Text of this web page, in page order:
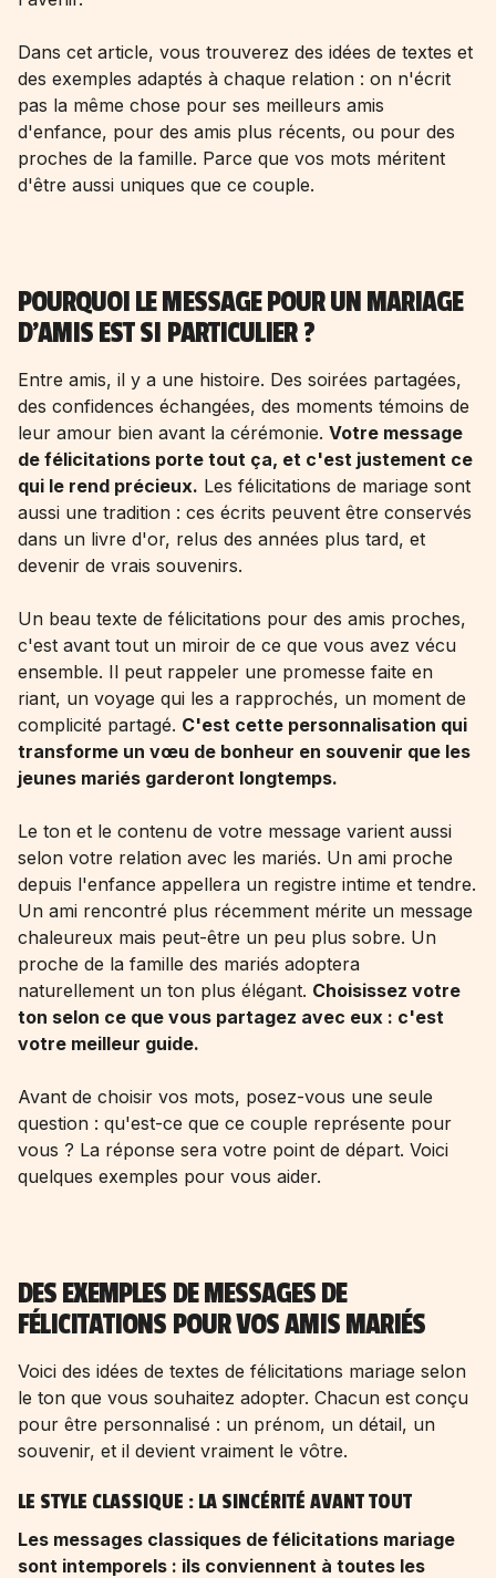
Dans cet article, vous trouverez des idées de textes et
des exemples adaptés à chaque relation : on n'écrit
pas la même chose pour ses meilleurs amis
d'enfance, pour des amis plus récents, ou pour des
proches de la famille. Parce que vos mots méritent
d'être aussi uniques que ce couple.
POURQUOI LE MESSAGE POUR UN MARIAGE
D'AMIS EST SI PARTICULIER ?
Entre amis, il y a une histoire. Des soirées partagées,
des confidences échangées, des moments témoins de
leur amour bien avant la cérémonie. Votre message
de félicitations porte tout ça, et c'est justement ce
qui le rend précieux. Les félicitations de mariage sont
aussi une tradition : ces écrits peuvent être conservés
dans un livre d'or, relus des années plus tard, et
devenir de vrais souvenirs.
Un beau texte de félicitations pour des amis proches,
c'est avant tout un miroir de ce que vous avez vécu
ensemble. Il peut rappeler une promesse faite en
riant, un voyage qui les a rapprochés, un moment de
complicité partagé. C'est cette personnalisation qui
transforme un vœu de bonheur en souvenir que les
jeunes mariés garderont longtemps.
Le ton et le contenu de votre message varient aussi
selon votre relation avec les mariés. Un ami proche
depuis l'enfance appellera un registre intime et tendre.
Un ami rencontré plus récemment mérite un message
chaleureux mais peut-être un peu plus sobre. Un
proche de la famille des mariés adoptera
naturellement un ton plus élégant. Choisissez votre
ton selon ce que vous partagez avec eux : c'est
votre meilleur guide.
Avant de choisir vos mots, posez-vous une seule
question : qu'est-ce que ce couple représente pour
vous ? La réponse sera votre point de départ. Voici
quelques exemples pour vous aider.
DES EXEMPLES DE MESSAGES DE
FÉLICITATIONS POUR VOS AMIS MARIÉS
Voici des idées de textes de félicitations mariage selon
le ton que vous souhaitez adopter. Chacun est conçu
pour être personnalisé : un prénom, un détail, un
souvenir, et il devient vraiment le vôtre.
LE STYLE CLASSIQUE : LA SINCÉRITÉ AVANT TOUT
Les messages classiques de félicitations mariage
sont intemporels : ils conviennent à toutes les